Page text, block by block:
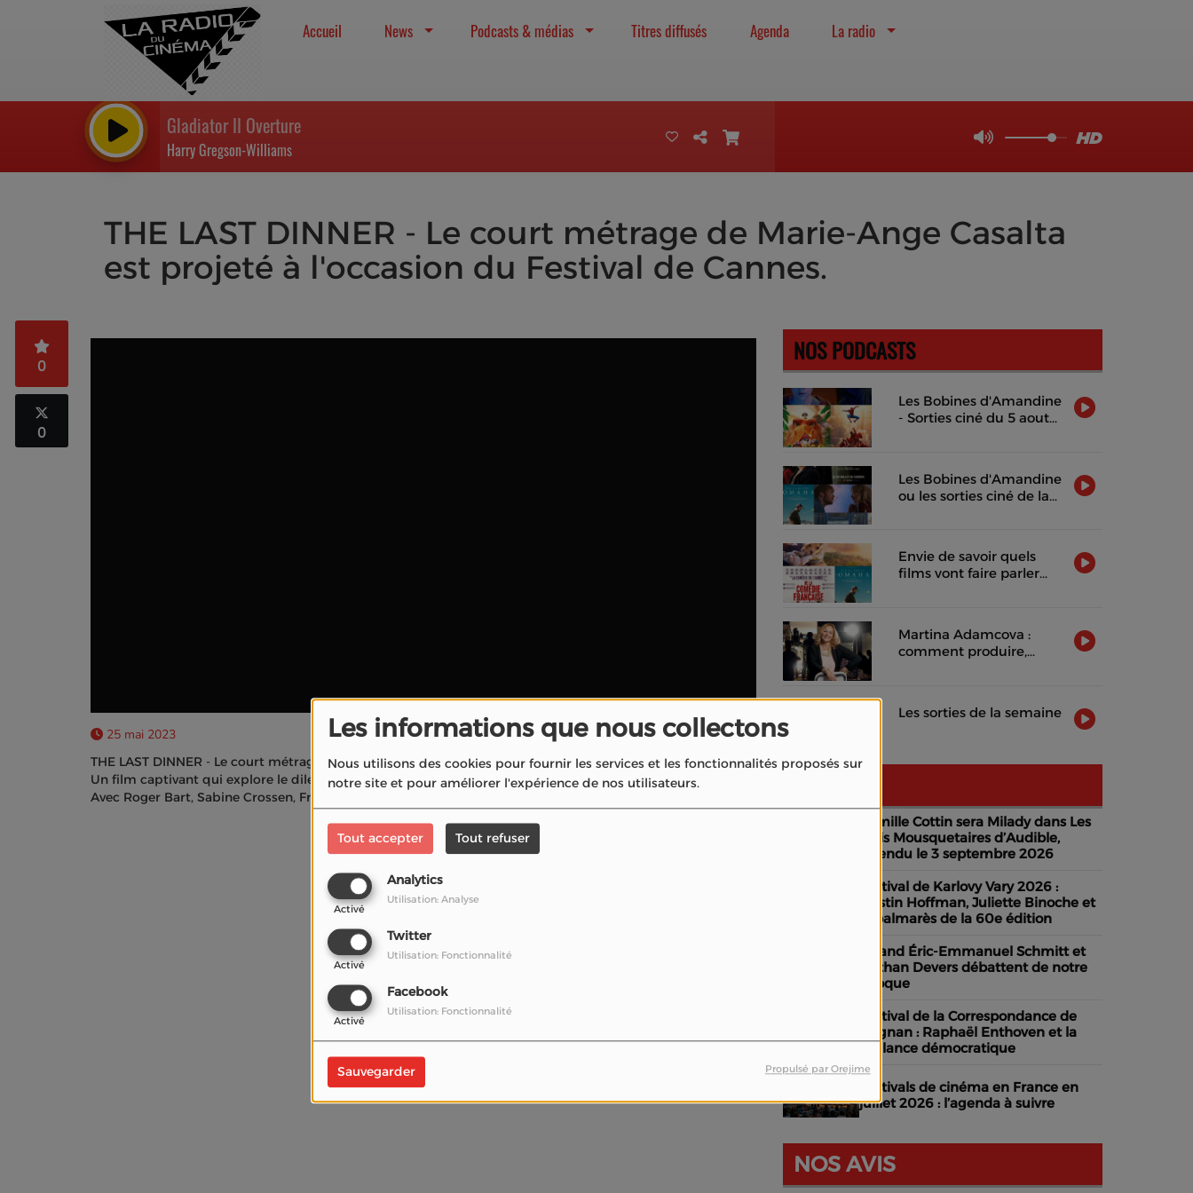
Les informations que nous collectons
Nous utilisons des cookies pour fournir les services et les fonctionnalités proposés sur
notre site et pour améliorer l'expérience de nos utilisateurs.
Tout accepter Tout refuser
Analytics
Activé
Utilisation: Analyse
Twitter
Activé
Utilisation: Fonctionnalité
Facebook
Activé
Utilisation: Fonctionnalité
Sauvegarder Propulsé par Orejime
Accueil News Podcasts & médias Titres diffusés Agenda La radio
Gladiator II Overture
Harry Gregson-Williams
THE LAST DINNER - Le court métrage de Marie-Ange Casalta
est projeté à l'occasion du Festival de Cannes.
0
0
25 mai 2023
THE LAST DINNER - Le court métrage deMarie-Ange Casaltaest projeté à l'occasion duFestival de Cannes.
Un film captivant qui explore le dilemme d'un individu confronté à une décision impossible...
Avec Roger Bart, Sabine Crossen, François-Xavier Demaison, et Paul Spera.
NOS PODCASTS
Les Bobines d'Amandine
- Sorties ciné du 5 aout
Les Bobines d'Amandine
ou les sorties ciné de la
Envie de savoir quels
films vont faire parler
Martina Adamcova :
comment produire,
Les sorties de la semaine
Camille Cottin sera Milady dans Les
Trois Mousquetaires d’Audible,
attendu le 3 septembre 2026
Festival de Karlovy Vary 2026 :
Dustin Hoffman, Juliette Binoche et
le palmarès de la 60e édition
Quand Éric-Emmanuel Schmitt et
Nathan Devers débattent de notre
époque
Festival de la Correspondance de
Grignan : Raphaël Enthoven et la
vigilance démocratique
Festivals de cinéma en France en
juillet 2026 : l’agenda à suivre
NOS AVIS